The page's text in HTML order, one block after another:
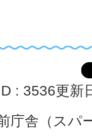
: 3536更新
庁舎（スパ